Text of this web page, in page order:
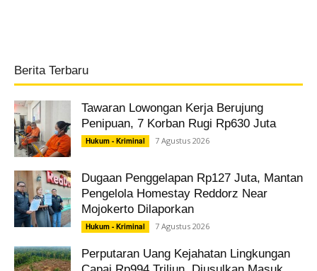
Berita Terbaru
Tawaran Lowongan Kerja Berujung
Penipuan, 7 Korban Rugi Rp630 Juta
Hukum - Kriminal 7 Agustus 2026
Dugaan Penggelapan Rp127 Juta, Mantan
Pengelola Homestay Reddorz Near
Mojokerto Dilaporkan
Hukum - Kriminal 7 Agustus 2026
Perputaran Uang Kejahatan Lingkungan